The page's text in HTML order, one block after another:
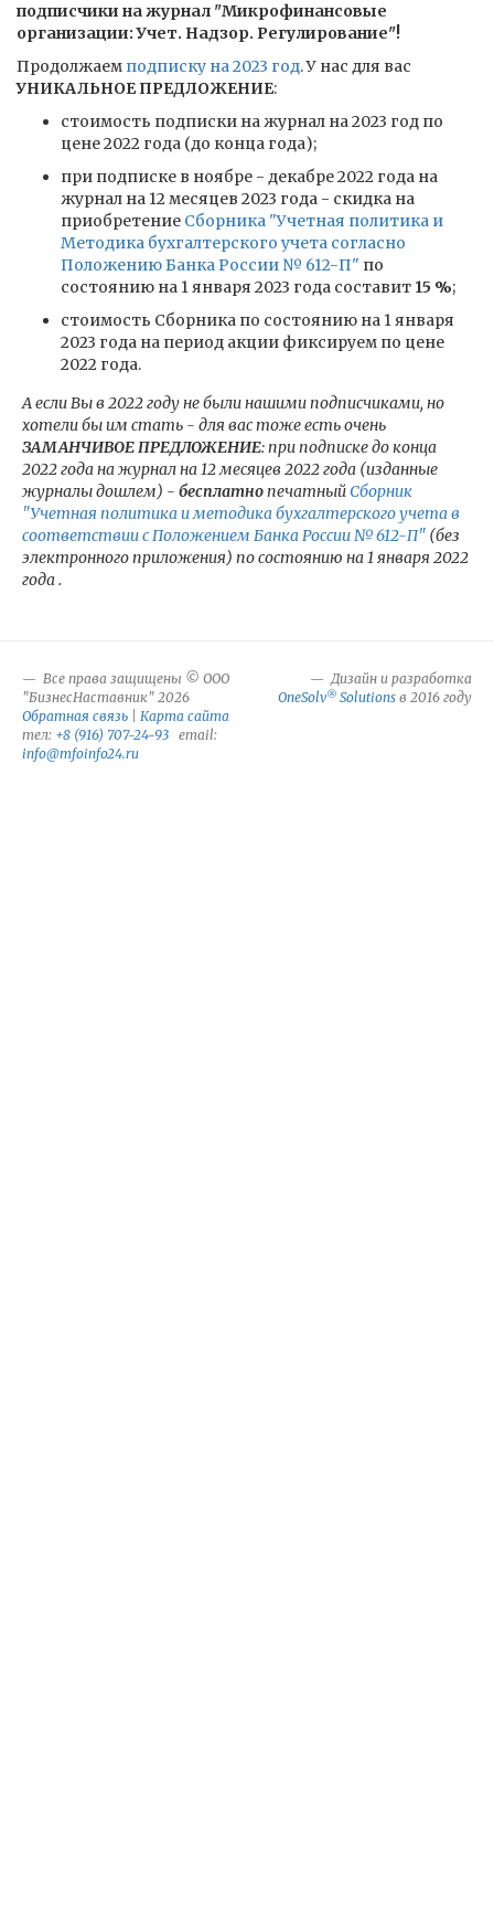
подписчики на журнал "Микрофинансовые
организации: Учет. Надзор. Регулирование"!
Продолжаем подписку на 2023 год. У нас для вас
УНИКАЛЬНОЕ ПРЕДЛОЖЕНИЕ:
стоимость подписки на журнал на 2023 год по
цене 2022 года (до конца года);
при подписке в ноябре - декабре 2022 года на
журнал на 12 месяцев 2023 года - скидка на
приобретение Сборника "Учетная политика и
Методика бухгалтерского учета согласно
Положению Банка России № 612-П" по
состоянию на 1 января 2023 года составит 15 %;
стоимость Сборника по состоянию на 1 января
2023 года на период акции фиксируем по цене
2022 года.
А если Вы в 2022 году не были нашими подписчиками, но
хотели бы им стать - для вас тоже есть очень
ЗАМАНЧИВОЕ ПРЕДЛОЖЕНИЕ: при подписке до конца
2022 года на журнал на 12 месяцев 2022 года (изданные
журналы дошлем) - бесплатнопечатныйСборник
"Учетная политика и методика бухгалтерского учета в
соответствии с Положением Банка России № 612-П" (без
электронного приложения) по состоянию на 1 января 2022
года .
Все права защищены © ООО
"БизнесНаставник" 2026
Обратная связь
Карта сайта
тел: +8 (916) 707-24-93 email:
info@mfoinfo24.ru
Дизайн и разработка
OneSolv® Solutions в 2016 году